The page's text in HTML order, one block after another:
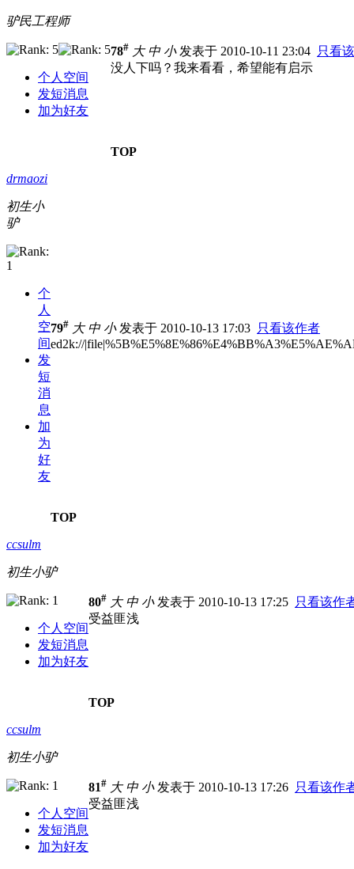
驴民工程师
个人空间
发短消息
加为好友
78# 大 中 小发表于 2010-10-11 23:04 只看
没人下吗？我来看看，希望能有启示
TOP
drmaozi
初生小
驴
个
人
空
间
发
短
消
息
加
为
好
友
79# 大 中 小发表于 2010-10-13 17:03 只看该作者
ed2k://
TOP
ccsulm
初生小驴
个人空间
发短消息
加为好友
80# 大 中 小发表于 2010-10-13 17:25 只看该作
受益匪浅
TOP
ccsulm
初生小驴
个人空间
发短消息
加为好友
81# 大 中 小发表于 2010-10-13 17:26 只看该作
受益匪浅